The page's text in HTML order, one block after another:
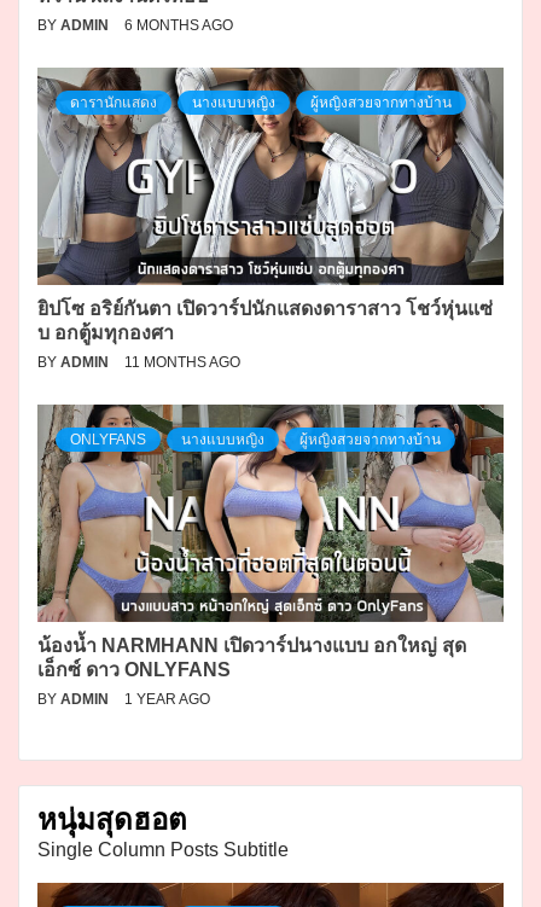
BY ADMIN 6 MONTHS AGO
ดารานักแสดง นางแบบหญิง ผู้หญิงสวยจากทางบ้าน
ยิปโซ อริย์กันตา เปิดวาร์ปนักแสดงดาราสาว โชว์หุ่นแซ่
บ อกตู้มทุกองศา
BY ADMIN 11 MONTHS AGO
ONLYFANS นางแบบหญิง ผู้หญิงสวยจากทางบ้าน
น้องน้ำ NARMHANN เปิดวาร์ปนางแบบ อกใหญ่ สุด
เอ็กซ์ ดาว ONLYFANS
BY ADMIN 1 YEAR AGO
หนุ่มสุดฮอต
Single Column Posts Subtitle